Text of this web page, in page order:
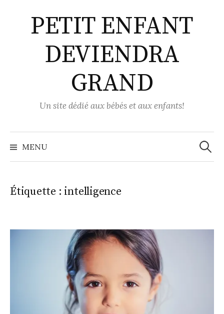
contenuPETIT ENFANT
DEVIENDRA
GRAND
Un site dédié aux bébés et aux enfants!
MENU
Étiquette : intelligence